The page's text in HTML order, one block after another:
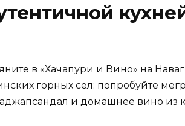
в «Хачапури и Вино» на
горных сел: попробуйте
и домашнее вино из